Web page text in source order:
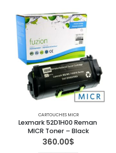
CARTOUCHES MICR
Lexmark 52D1H00 Reman
MICR Toner – Black
360.00$